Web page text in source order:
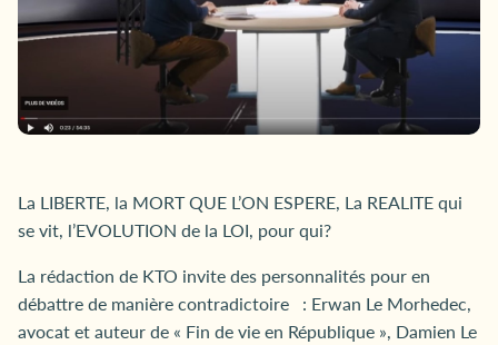
La LIBERTE, la MORT QUE L’ON ESPERE, La REALITE qui
se vit, l’EVOLUTION de la LOI, pour qui?
La rédaction de KTO invite des personnalités pour en
débattre de manière contradictoire : Erwan Le Morhedec,
avocat et auteur de « Fin de vie en République », Damien Le